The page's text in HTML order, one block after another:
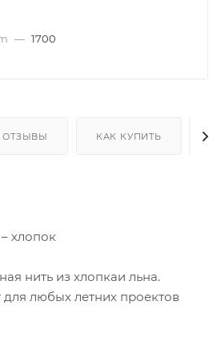
— 1700
ОТЗЫВЫ КАК КУПИТЬ
– хлопок
нить из хлопкаи льна.
любых летних проектов